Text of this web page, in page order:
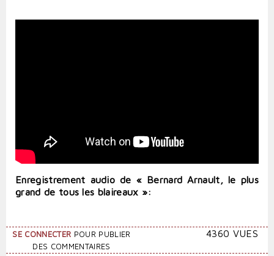
Enregistrement audio de « Bernard Arnault, le plus
grand de tous les blaireaux »:
SE CONNECTER POUR PUBLIER
DES COMMENTAIRES
4360 VUES